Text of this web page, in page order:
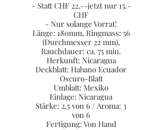
- Statt CHF 22.--jetzt nur 15.-
CHF
- Nur solange Vorrat!
Länge: 180mm, Ringmass: 56
(Durchmesser 22 mm),
Rauchdauer: ca. 75 min.
Herkunft: Nicaragua
Deckblatt: Habano Ecuador
Oscuro-Blatt
Umblatt: Mexiko
Einlage: Nicaragua
Stärke: 2,5 von 6 / Aroma: 3
von 6
Fertigung: Von Hand